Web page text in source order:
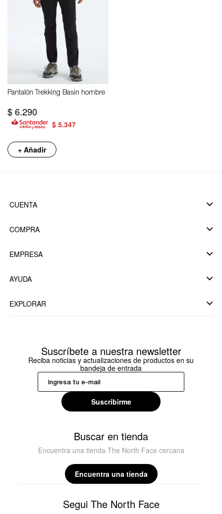
Pantalón Trekking Basin hombre
$6.290
$ 5.347
+ Añadir
CUENTA
COMPRA
EMPRESA
AYUDA
EXPLORAR
Suscríbete a nuestra newsletter
Reciba noticias y actualizaciones de productos en su
bandeja de entrada
Suscribirme
Buscar en tienda
Encuentra una tienda The North Face cercana
Encuentra una tienda
Segui The North Face